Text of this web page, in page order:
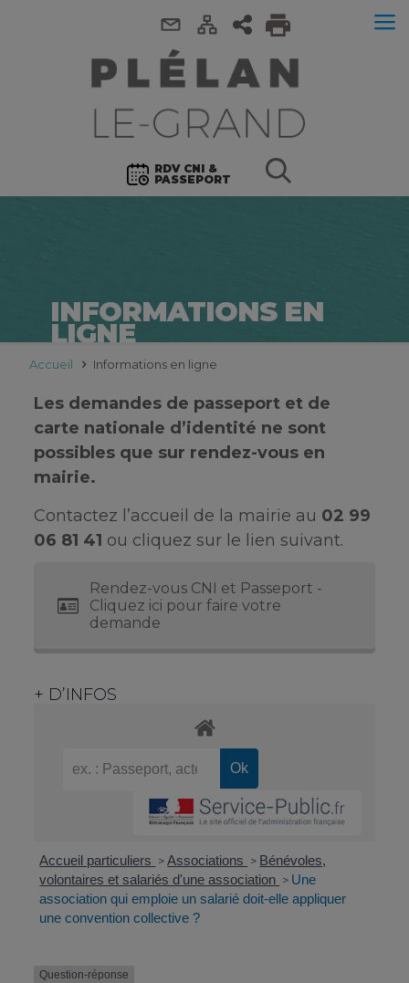
RDV CNI &
PASSEPORT
INFORMATIONS EN
LIGNE
Accueil Informations en ligne
Les demandes de passeport et de
carte nationale d’identité ne sont
possibles que sur rendez-vous en
mairie.
Contactez l’accueil de la mairie au 02 99
06 81 41 ou cliquez sur le lien suivant.
Rendez-vous CNI et Passeport -
Cliquez ici pour faire votre
demande
+ D’INFOS
Accueil particuliers > Associations > Bénévoles,
volontaires et salariés d'une association > Une
association qui emploie un salarié doit-elle appliquer
une convention collective ?
Question-réponse